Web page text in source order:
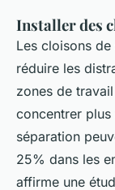
Installer des
Les cloisons
réduire les
zones de
concentrer plus
séparation
25% dans les
affirme une